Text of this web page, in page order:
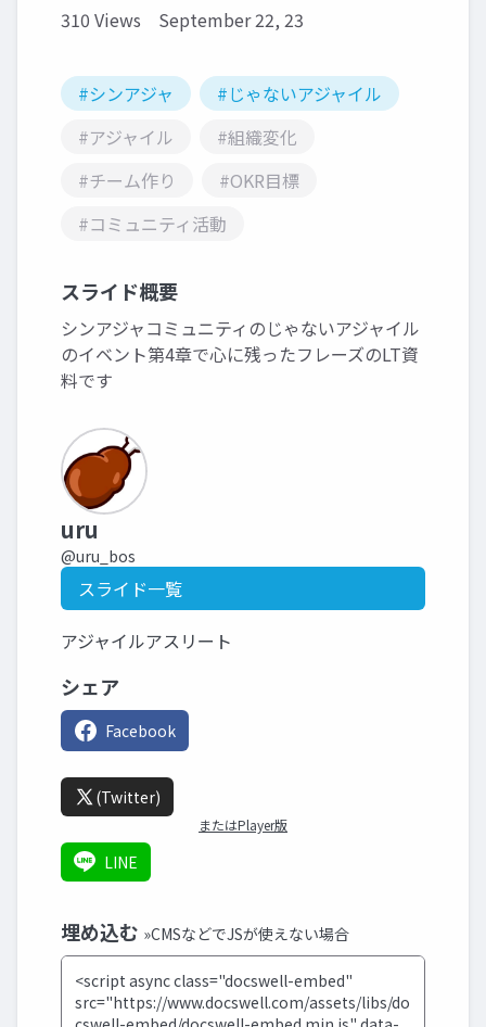
310 Views September 22, 23
#シンアジャ
#じゃないアジャイル
#アジャイル
#組織変化
#チーム作り
#OKR目標
#コミュニティ活動
スライド概要
シンアジャコミュニティのじゃないアジャイル
のイベント第4章で心に残ったフレーズのLT資
料です
uru
@uru_bos
スライド一覧
アジャイルアスリート
シェア
Facebook
(Twitter)
またはPlayer版
LINE
埋め込む »CMSなどでJSが使えない場合